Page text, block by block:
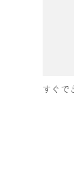
すぐで